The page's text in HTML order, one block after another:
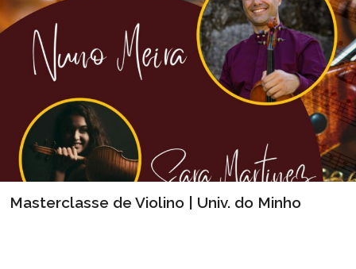
Masterclasse de Violino | Univ. do Minho